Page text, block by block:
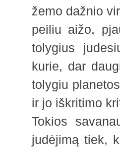
žemo dažnio
peiliu aižo,
tolygius
kurie, dar
tolygiu
ir jo iškritimo
Tokios
judėjimą tiek,